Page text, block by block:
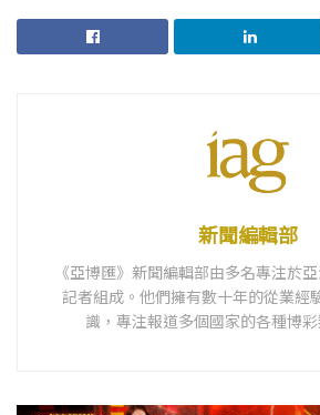
新聞編輯部
《亞博匯》新聞編輯部由多名專注於
記者組成。他們擁有數十年的從業經
識，專注報道多個國家的各種博彩